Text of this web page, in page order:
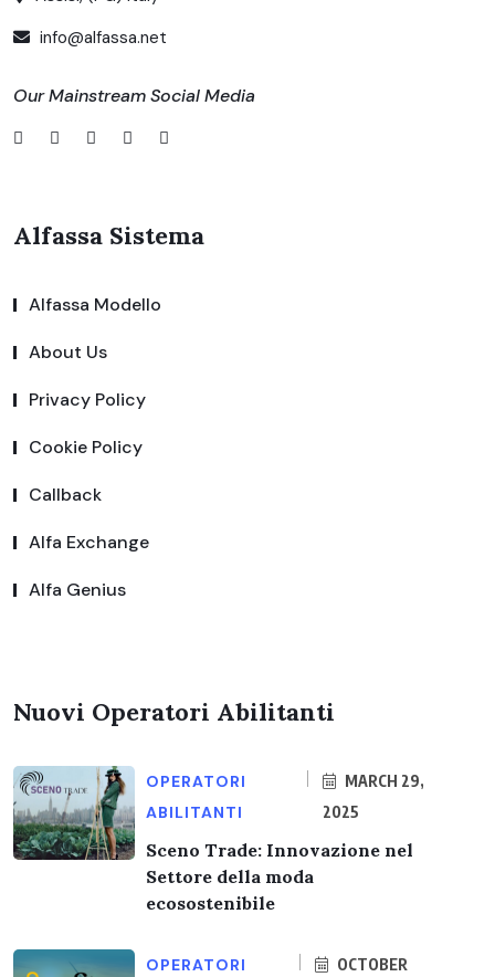
info@alfassa.net
Our Mainstream Social Media
Alfassa Sistema
Alfassa Modello
About Us
Privacy Policy
Cookie Policy
Callback
Alfa Exchange
Alfa Genius
Nuovi Operatori Abilitanti
OPERATORI
ABILITANTI
MARCH 29,
2025
Sceno Trade: Innovazione nel
Settore della moda
ecosostenibile
OPERATORI
OCTOBER